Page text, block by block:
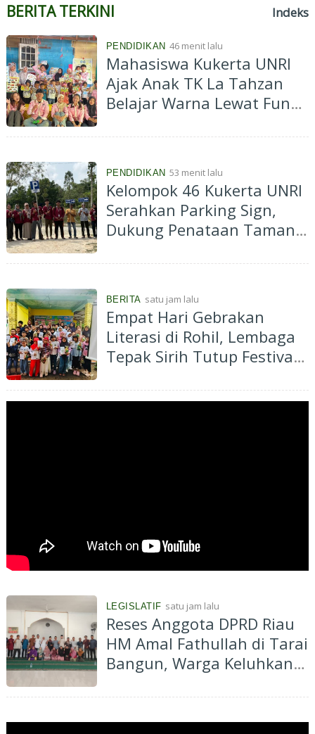
BERITA TERKINI Indeks
PENDIDIKAN 46 menit lalu
Mahasiswa Kukerta UNRI
Ajak Anak TK La Tahzan
Belajar Warna Lewat Fun
PENDIDIKAN 53 menit lalu
Kelompok 46 Kukerta UNRI
Serahkan Parking Sign,
Dukung Penataan Taman
BERITA satu jam lalu
Empat Hari Gebrakan
Literasi di Rohil, Lembaga
Tepak Sirih Tutup Festival
Anak SD
LEGISLATIF satu jam lalu
Reses Anggota DPRD Riau
HM Amal Fathullah di Tarai
Bangun, Warga Keluhkan
Parah Belum Pernah
Dibangun